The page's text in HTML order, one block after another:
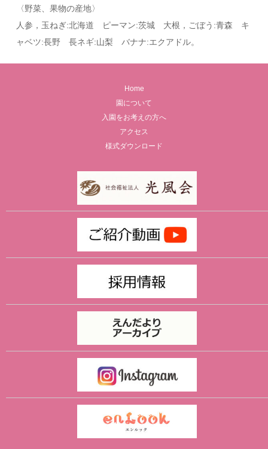
〈野菜、果物の産地〉
人参，玉ねぎ:北海道 ピーマン:茨城 大根，ごぼう:青森 キ
ャベツ:長野 長ネギ:山梨 バナナ:エクアドル。
Home
園について
入園をお考えの方へ
アクセス
様式ダウンロード